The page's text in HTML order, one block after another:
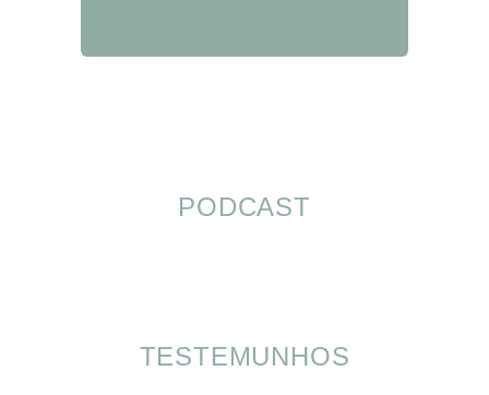
PODCAST
TESTEMUNHOS